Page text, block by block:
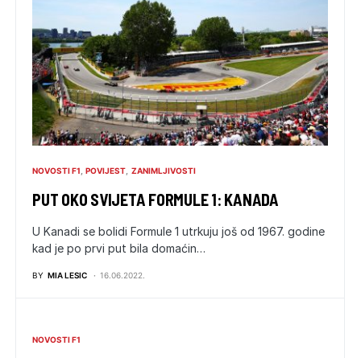
NOVOSTI F1 POVIJEST ZANIMLJIVOSTI
PUT OKO SVIJETA FORMULE 1: KANADA
U Kanadi se bolidi Formule 1 utrkuju još od 1967. godine
kad je po prvi put bila domaćin…
BY MIA LESIC 16.06.2022.
NOVOSTI F1